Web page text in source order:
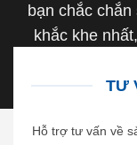
bạn chắc
khắc khe
TƯ
Hỗ trợ tư vấn về